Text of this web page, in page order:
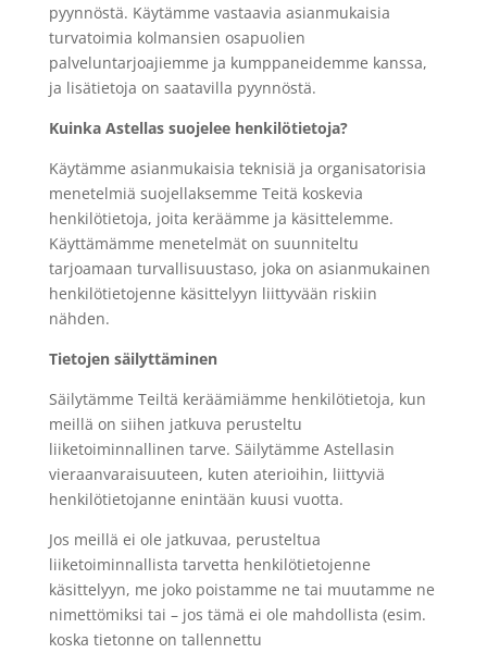
pyynnöstä. Käytämme vastaavia asianmukaisia
turvatoimia kolmansien osapuolien
palveluntarjoajiemme ja kumppaneidemme kanssa,
ja lisätietoja on saatavilla pyynnöstä.
Kuinka Astellas suojelee henkilötietoja?
Käytämme asianmukaisia teknisiä ja organisatorisia
menetelmiä suojellaksemme Teitä koskevia
henkilötietoja, joita keräämme ja käsittelemme.
Käyttämämme menetelmät on suunniteltu
tarjoamaan turvallisuustaso, joka on asianmukainen
henkilötietojenne käsittelyyn liittyvään riskiin
nähden.
Tietojen säilyttäminen
Säilytämme Teiltä keräämiämme henkilötietoja, kun
meillä on siihen jatkuva perusteltu
liiketoiminnallinen tarve. Säilytämme Astellasin
vieraanvaraisuuteen, kuten aterioihin, liittyviä
henkilötietojanne enintään kuusi vuotta.
Jos meillä ei ole jatkuvaa, perusteltua
liiketoiminnallista tarvetta henkilötietojenne
käsittelyyn, me joko poistamme ne tai muutamme ne
nimettömiksi tai – jos tämä ei ole mahdollista (esim.
koska tietonne on tallennettu